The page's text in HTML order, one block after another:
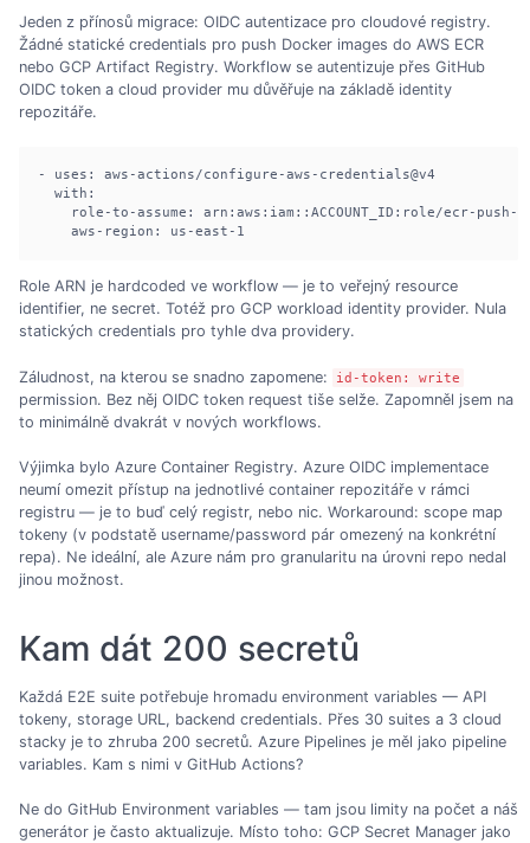
Jeden z přínosů migrace: OIDC autentizace pro cloudové registry.
Žádné statické credentials pro push Docker images do AWS ECR
nebo GCP Artifact Registry. Workflow se autentizuje přes GitHub
OIDC token a cloud provider mu důvěřuje na základě identity
repozitáře.
- uses: aws-actions/configure-aws-credentials@v4
  with:
role-to-assume: arn:aws:iam::ACCOUNT_ID:role/ecr-push-
    aws-region: us-east-1
Role ARN je hardcoded ve workflow — je to veřejný resource
identifier, ne secret. Totéž pro GCP workload identity provider. Nula
statických credentials pro tyhle dva providery.
Záludnost, na kterou se snadno zapomene: id-token: write
permission. Bez něj OIDC token request tiše selže. Zapomněl jsem na
to minimálně dvakrát v nových workflows.
Výjimka bylo Azure Container Registry. Azure OIDC implementace
neumí omezit přístup na jednotlivé container repozitáře v rámci
registru — je to buď celý registr, nebo nic. Workaround: scope map
tokeny (v podstatě username/password pár omezený na konkrétní
repa). Ne ideální, ale Azure nám pro granularitu na úrovni repo nedal
jinou možnost.
Kam dát 200 secretů
Každá E2E suite potřebuje hromadu environment variables — API
tokeny, storage URL, backend credentials. Přes 30 suites a 3 cloud
stacky je to zhruba 200 secretů. Azure Pipelines je měl jako pipeline
variables. Kam s nimi v GitHub Actions?
Ne do GitHub Environment variables — tam jsou limity na počet a náš
generátor je často aktualizuje. Místo toho: GCP Secret Manager jako